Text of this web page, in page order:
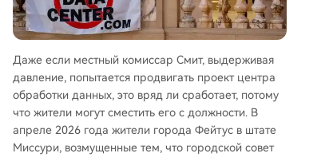
Даже если местный комиссар Смит, выдерживая
давление, попытается продвигать проект центра
обработки данных, это вряд ли сработает, потому
что жители могут сместить его с должности. В
апреле 2026 года жители города Фейтус в штате
Миссури, возмущенные тем, что городской совет